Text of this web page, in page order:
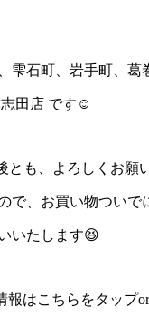
雫石町、岩手町、葛
田店 です☺
も、よろしくお願
で、お買い物つい
いたします😆
はこちらをタップ